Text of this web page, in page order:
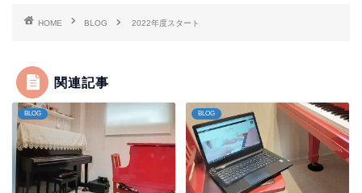
HOME BLOG 2022年度スタート
関連記事
BLOG BLOG